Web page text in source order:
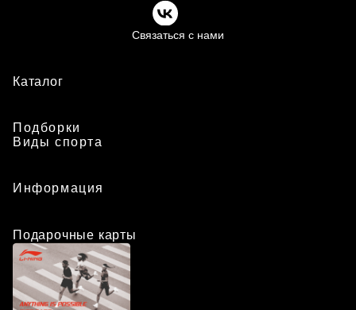
Связаться с нами
Каталог
Подборки
Виды спорта
Информация
Подарочные карты